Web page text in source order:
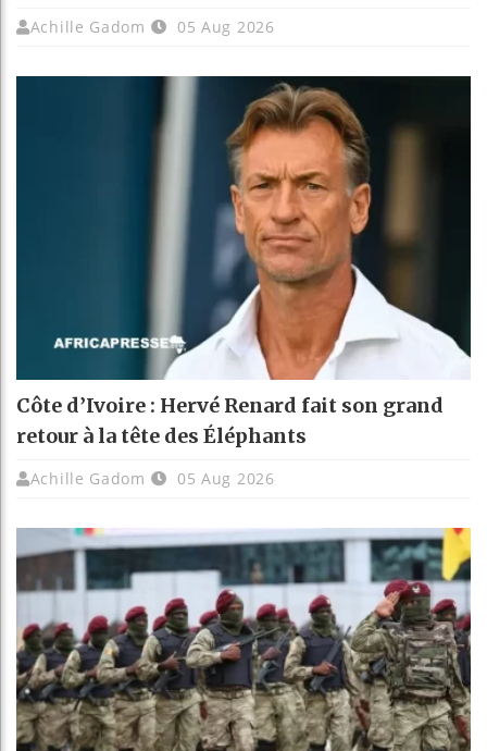
Achille Gadom 05 Aug 2026
Côte d’Ivoire : Hervé Renard fait son grand
retour à la tête des Éléphants
Achille Gadom 05 Aug 2026